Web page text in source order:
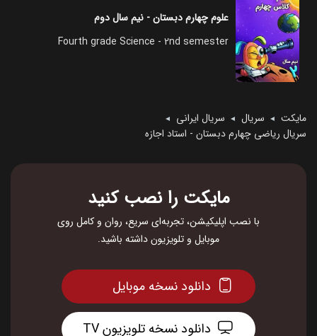
علوم چهارم دبستان - نیم سال دوم
Fourth grade Science - 2nd semester
مایکت ◄ سریال ◄ سریال ایرانی ◄
سریال ریاضی چهارم دبستان - استاد اجازه
مایکت را نصب کنید
با نصب اپلیکیشن، تجربه‌ای سریع، روان و کامل روی
موبایل و تلویزیون داشته باشید.
دانلود نسخه موبایل
دانلود نسخه تلویزیون TV